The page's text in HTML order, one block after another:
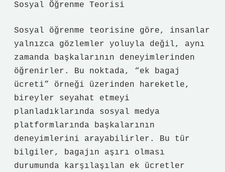
Sosyal Öğrenme Teorisi
Sosyal öğrenme teorisine göre, insanlar
yalnızca gözlemler yoluyla değil, aynı
zamanda başkalarının deneyimlerinden
öğrenirler. Bu noktada, “ek bagaj
ücreti” örneği üzerinden hareketle,
bireyler seyahat etmeyi
planladıklarında sosyal medya
platformlarında başkalarının
deneyimlerini arayabilirler. Bu tür
bilgiler, bagajın aşırı olması
durumunda karşılaşılan ek ücretler